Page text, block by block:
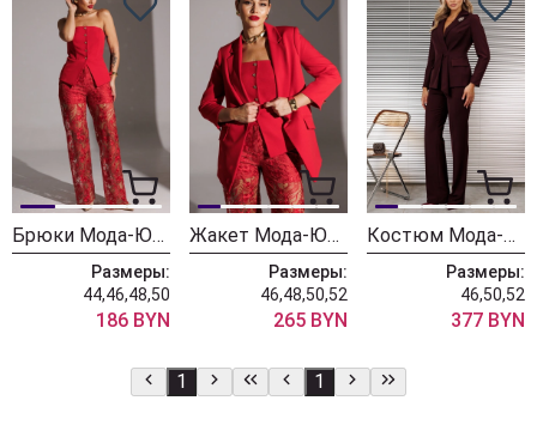
Брюки Мода-Юрс 25-2953 красный
Размеры:
44,46,48,50
186 BYN
Жакет Мода-Юрс 25-2951 красный
Размеры:
46,48,50,52
265 BYN
Костюм Мода-Юрс 2934 бордо
Размеры:
46,50,52
377 BYN
1 1